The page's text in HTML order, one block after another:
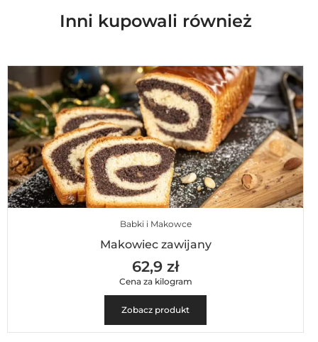
Inni kupowali również
Babki i Makowce
Makowiec zawijany
62,9 zł
Cena za kilogram
Zobacz produkt